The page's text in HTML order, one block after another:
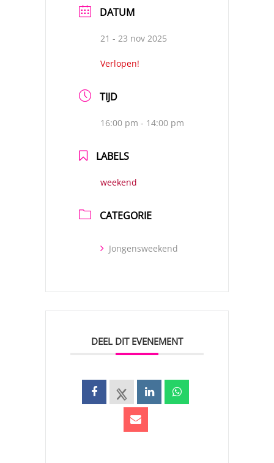
DATUM
21 - 23 nov 2025
Verlopen!
TIJD
16:00 pm - 14:00 pm
LABELS
weekend
CATEGORIE
Jongensweekend
DEEL DIT EVENEMENT